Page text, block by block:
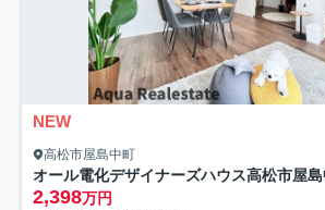
NEW
高松市屋島中町
2,398万円